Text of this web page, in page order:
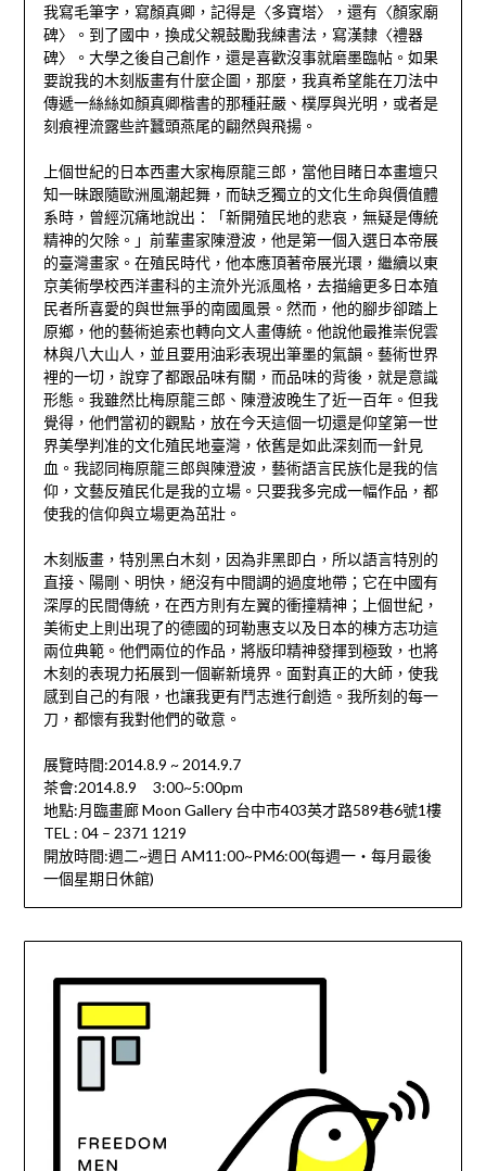
我寫毛筆字，寫顏真卿，記得是〈多寶塔〉，還有〈顏家廟
碑〉。到了國中，換成父親鼓勵我練書法，寫漢隸〈禮器
碑〉。大學之後自己創作，還是喜歡沒事就磨墨臨帖。如果
要說我的木刻版畫有什麼企圖，那麼，我真希望能在刀法中
傳遞一絲絲如顏真卿楷書的那種莊嚴、樸厚與光明，或者是
刻痕裡流露些許蠶頭燕尾的翩然與飛揚。
上個世紀的日本西畫大家梅原龍三郎，當他目睹日本畫壇只
知一昧跟隨歐洲風潮起舞，而缺乏獨立的文化生命與價值體
系時，曾經沉痛地說出：「新開殖民地的悲哀，無疑是傳統
精神的欠除。」前輩畫家陳澄波，他是第一個入選日本帝展
的臺灣畫家。在殖民時代，他本應頂著帝展光環，繼續以東
京美術學校西洋畫科的主流外光派風格，去描繪更多日本殖
民者所喜愛的與世無爭的南國風景。然而，他的腳步卻踏上
原鄉，他的藝術追索也轉向文人畫傳統。他說他最推崇倪雲
林與八大山人，並且要用油彩表現出筆墨的氣韻。藝術世界
裡的一切，說穿了都跟品味有關，而品味的背後，就是意識
形態。我雖然比梅原龍三郎、陳澄波晚生了近一百年。但我
覺得，他們當初的觀點，放在今天這個一切還是仰望第一世
界美學判准的文化殖民地臺灣，依舊是如此深刻而一針見
血。我認同梅原龍三郎與陳澄波，藝術語言民族化是我的信
仰，文藝反殖民化是我的立場。只要我多完成一幅作品，都
使我的信仰與立場更為茁壯。
木刻版畫，特別黑白木刻，因為非黑即白，所以語言特別的
直接、陽剛、明快，絕沒有中間調的過度地帶；它在中國有
深厚的民間傳統，在西方則有左翼的衝撞精神；上個世紀，
美術史上則出現了的德國的珂勒惠支以及日本的棟方志功這
兩位典範。他們兩位的作品，將版印精神發揮到極致，也將
木刻的表現力拓展到一個嶄新境界。面對真正的大師，使我
感到自己的有限，也讓我更有鬥志進行創造。我所刻的每一
刀，都懷有我對他們的敬意。
展覽時間:2014.8.9 ~ 2014.9.7
茶會:2014.8.9 3:00~5:00pm
地點:月臨畫廊 Moon Gallery 台中市403英才路589巷6號1樓
TEL : 04 – 2371 1219
開放時間:週二~週日 AM11:00~PM6:00(每週一‧每月最後
一個星期日休館)